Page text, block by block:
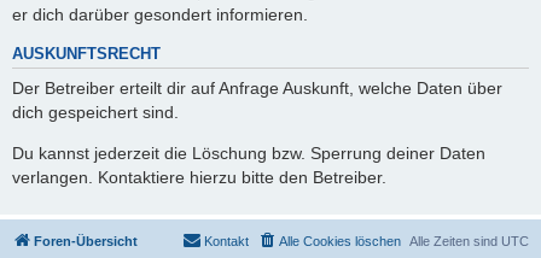
er dich darüber gesondert informieren.
AUSKUNFTSRECHT
Der Betreiber erteilt dir auf Anfrage Auskunft, welche Daten über
dich gespeichert sind.
Du kannst jederzeit die Löschung bzw. Sperrung deiner Daten
verlangen. Kontaktiere hierzu bitte den Betreiber.
Foren-Übersicht Alle Zeiten sind UTC
Alle Cookies löschen
Kontakt